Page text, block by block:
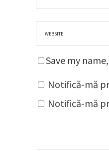
Save my
Notifică-mă
Notifică-mă